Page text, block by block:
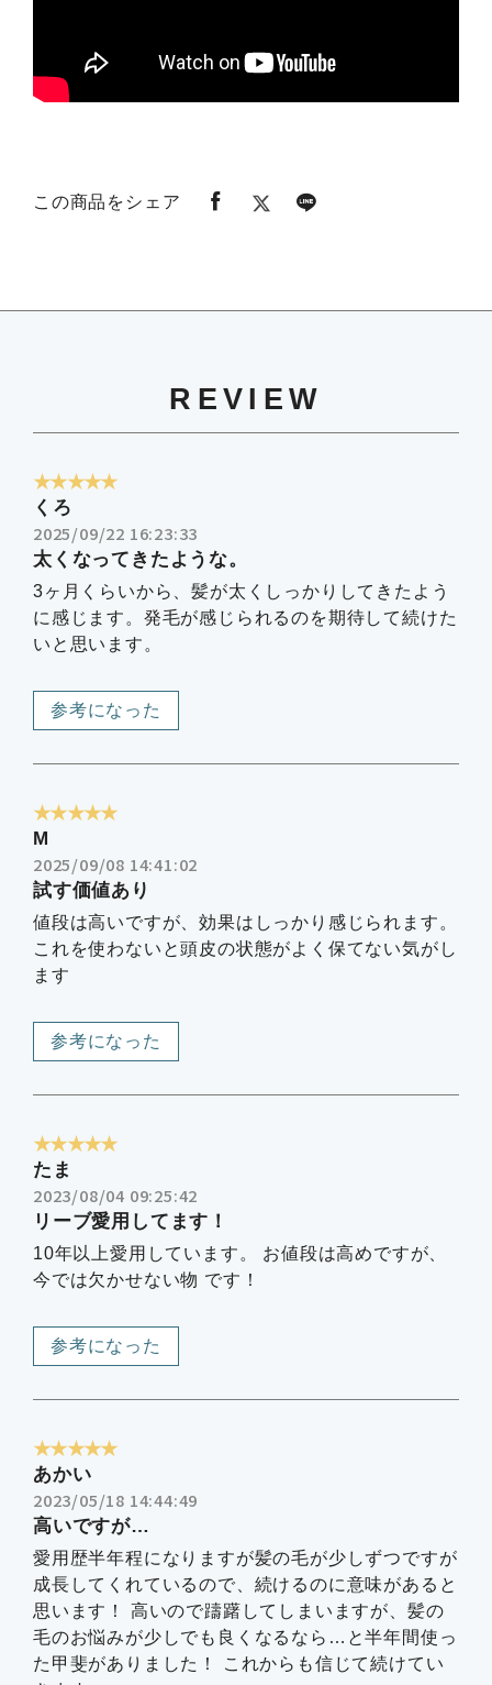
この商品をシェア
REVIEW
★★★★★
くろ
2025/09/22 16:23:33
太くなってきたような。
3ヶ月くらいから、髪が太くしっかりしてきたよう
に感じます。発毛が感じられるのを期待して続けた
いと思います。
参考になった
★★★★★
M
2025/09/08 14:41:02
試す価値あり
値段は高いですが、効果はしっかり感じられます。
これを使わないと頭皮の状態がよく保てない気がし
ます
参考になった
★★★★★
たま
2023/08/04 09:25:42
リーブ愛用してます！
10年以上愛用しています。 お値段は高めですが、
今では欠かせない物 です！
参考になった
★★★★★
あかい
2023/05/18 14:44:49
高いですが…
愛用歴半年程になりますが髪の毛が少しずつですが
成長してくれているので、続けるのに意味があると
思います！ 高いので躊躇してしまいますが、髪の
毛のお悩みが少しでも良くなるなら…と半年間使っ
た甲斐がありました！ これからも信じて続けてい